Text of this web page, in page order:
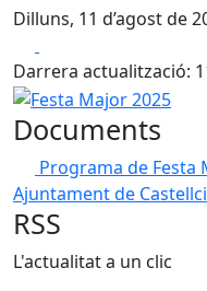
Dilluns, 11 d’agost de
Darrera actualització:
Festa Major 2025
Documents
Programa de Festa
Ajuntament de
RSS
L'actualitat a un clic